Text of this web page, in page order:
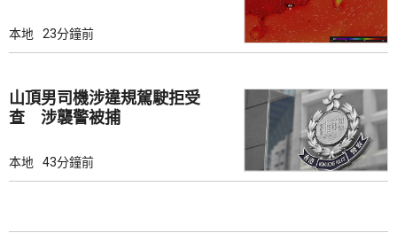
本地 23分鐘前
山頂男司機涉違規駕駛拒受
查 涉襲警被捕
本地 43分鐘前